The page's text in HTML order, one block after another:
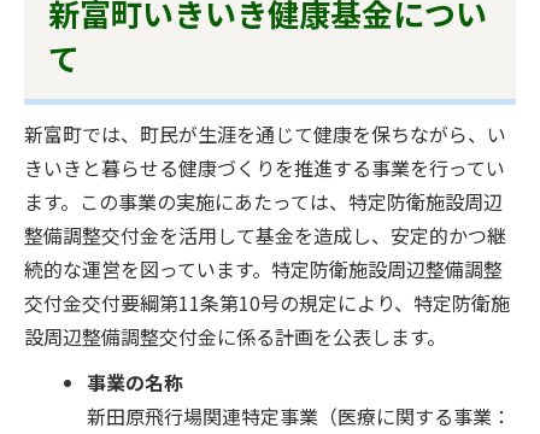
新富町いきいき健康基金につい
て
新富町では、町民が生涯を通じて健康を保ちながら、い
きいきと暮らせる健康づくりを推進する事業を行ってい
ます。この事業の実施にあたっては、特定防衛施設周辺
整備調整交付金を活用して基金を造成し、安定的かつ継
続的な運営を図っています。特定防衛施設周辺整備調整
交付金交付要綱第11条第10号の規定により、特定防衛施
設周辺整備調整交付金に係る計画を公表します。
事業の名称
新田原飛行場関連特定事業（医療に関する事業：